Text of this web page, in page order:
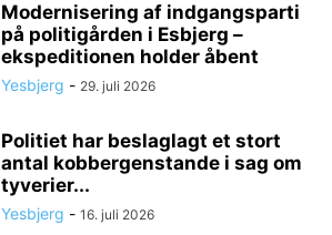
Modernisering af indgangsparti
på politigården i Esbjerg –
ekspeditionen holder åbent
Yesbjerg - 29. juli 2026
Politiet har beslaglagt et stort
antal kobbergenstande i sag om
tyverier...
Yesbjerg - 16. juli 2026